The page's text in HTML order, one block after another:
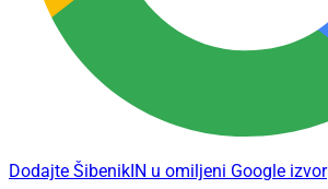
Dodajte ŠibenikIN u omiljeni Google izvor